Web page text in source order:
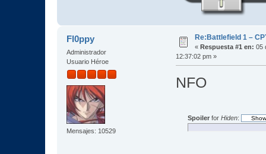
Fl0ppy
Administrador
Usuario Héroe
Mensajes: 10529
Re:Battlefield 1 –
« Respuesta #1 en: 05
12:37:02 pm »
NFO
Spoilerfor Hiden: